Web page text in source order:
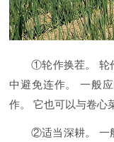
①轮作换茬。 轮
中避免连作。 一般
作。 它也可以与卷心
②适当深耕。 一